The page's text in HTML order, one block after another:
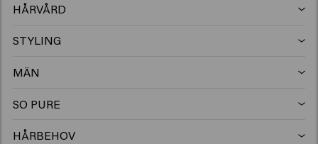
HÅRVÅRD
Silverschampo
Balsam
STYLING
Clay
MÄN
Balsam
SO PURE
Schampo
HÅRBEHOV